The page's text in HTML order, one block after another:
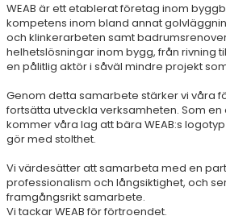
WEAB är ett etablerat företag inom
kompetens inom bland annat
och klinkerarbeten samt
helhetslösningar inom bygg, från rivning
en pålitlig aktör i såväl mindre projekt
Genom detta samarbete stärker vi våra
fortsätta utveckla verksamheten. Som
kommer våra lag att bära WEAB:s
gör med stolthet.
Vi värdesätter att samarbeta med en
professionalism och långsiktighet, och
framgångsrikt samarbete.
Vi tackar WEAB för förtroendet.